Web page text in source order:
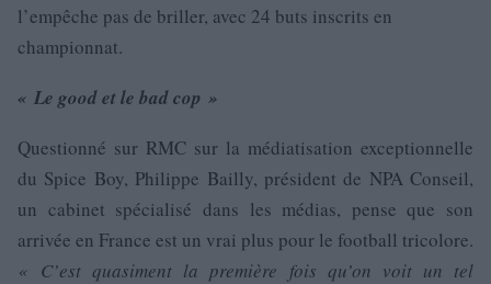
l’empêche pas de briller, avec 24 buts inscrits en
championnat.
« Le good et le bad cop »
Questionné sur RMC sur la médiatisation exceptionnelle
du Spice Boy, Philippe Bailly, président de NPA Conseil,
un cabinet spécialisé dans les médias, pense que son
arrivée en France est un vrai plus pour le football tricolore.
« C’est quasiment la première fois qu’on voit un tel